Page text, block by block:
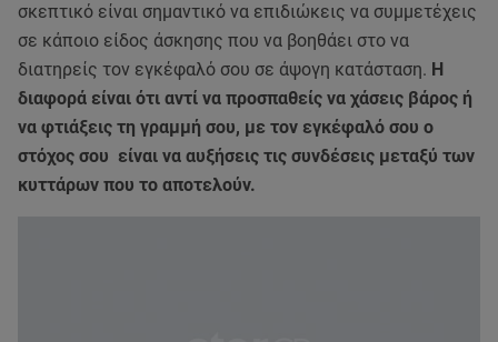
σκεπτικό είναι σημαντικό να επιδιώκεις να συμμετέχεις
σε κάποιο είδος άσκησης που να βοηθάει στο να
διατηρείς τον εγκέφαλό σου σε άψογη κατάσταση. Η
διαφορά είναι ότι αντί να προσπαθείς να χάσεις βάρος ή
να φτιάξεις τη γραμμή σου, με τον εγκέφαλό σου ο
στόχος σου είναι να αυξήσεις τις συνδέσεις μεταξύ των
κυττάρων που το αποτελούν.